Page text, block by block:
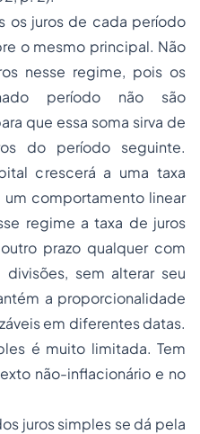
os juros de cada período
o mesmo principal. Não
nesse regime, pois os
período não são
que essa soma sirva de
do período seguinte.
crescerá a uma taxa
um comportamento linear
regime a taxa de juros
prazo qualquer com
sem alterar seu
a proporcionalidade
em diferentes datas.
é muito limitada. Tem
não-inflacionário e no
juros simples se dá pela